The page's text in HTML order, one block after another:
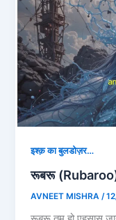
इश्क़ का बुलडोज़र…
रूबरू
AVNEET MISHRA /